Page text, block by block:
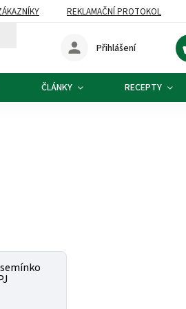
REKLAMAČNÍ PROTOKOL
Přihlášení
ČLÁNKY RECEPTY